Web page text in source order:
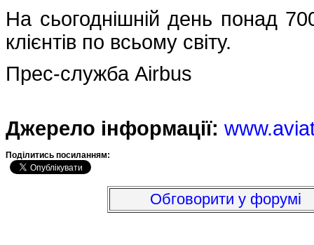
На сьогоднішній день понад
клієнтів по всьому світу.
Прес-служба Airbus
Джерело інформації:
Подiлитись посиланням:
Обговорити у форумі